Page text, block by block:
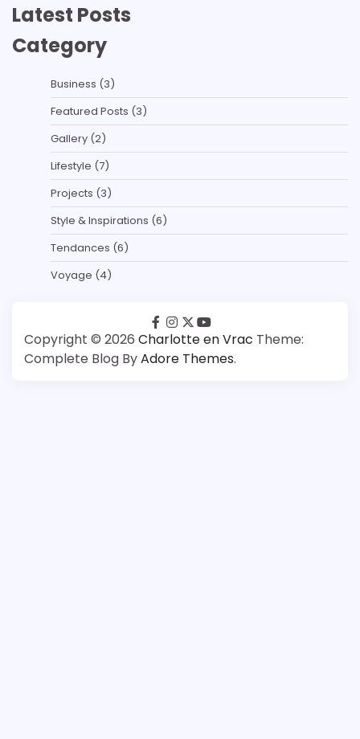
Latest Posts
Category
Business (3)
Featured Posts (3)
Gallery (2)
Lifestyle (7)
Projects (3)
Style & Inspirations (6)
Tendances (6)
Voyage (4)
Copyright © 2026 Charlotte en Vrac Theme:
Complete Blog ByAdore Themes.
facebook
instagram
twitteryoutube